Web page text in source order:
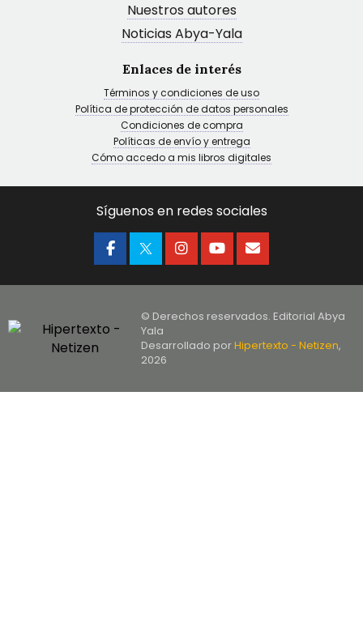
Nuestros autores
Noticias Abya-Yala
Enlaces de interés
Términos y condiciones de uso
Política de protección de datos personales
Condiciones de compra
Políticas de envío y entrega
Cómo accedo a mis libros digitales
Síguenos en redes sociales
© Derechos reservados. Editorial Abya
Yala
Desarrollado porHipertexto - Netizen,
2026